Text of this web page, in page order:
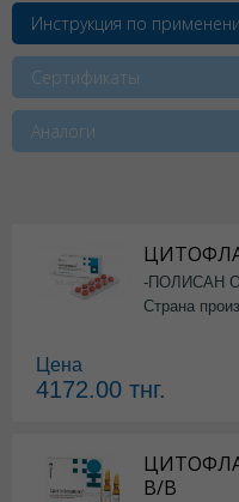
Инструкция по
Сертификаты
Аналоги
-ПОЛИСАН
Страна
Цена
4172.00 тнг.
В/В